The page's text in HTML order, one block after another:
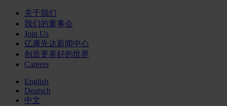
关于我们
我们的董事会
Join Us
亿康先达新闻中心
创造更美好的世界
Careers
English
Deutsch
中文